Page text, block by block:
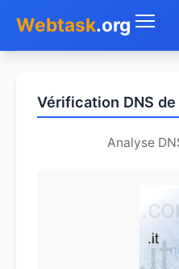
Webtask.org
Whois
Vérification DNS
Analyse